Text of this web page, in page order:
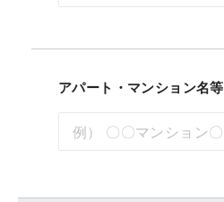
アパート・マンション名等